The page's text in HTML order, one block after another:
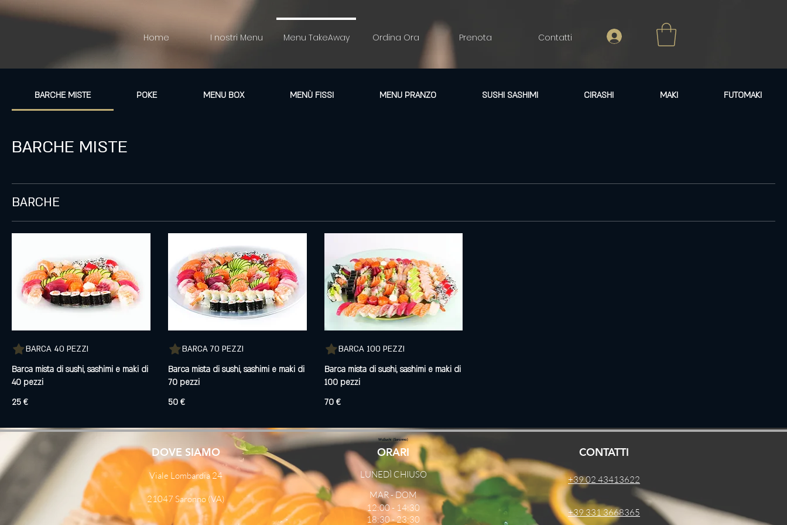
Home I nostri Menu Menu TakeAway Ordina Ora Prenota Contatti
BARCHE MISTE POKE MENU BOX MENÙ FISSI MENU PRANZO SUSHI SASHIMI CIRASHI MAKI FUTOMAKI
BARCHE MISTE
BARCHE
BARCA 40 PEZZI
Barca mista di sushi, sashimi e maki di
40 pezzi
25 €
BARCA 70 PEZZI
Barca mista di sushi, sashimi e maki di
70 pezzi
50 €
BARCA 100 PEZZI
Barca mista di sushi, sashimi e maki di
100 pezzi
70 €
WuSushi (Saronno)
DOVE SIAMO
Viale Lombardia 24
21047 Saronno (VA)
ORARI
LUNEDÌ CHIUSO
MAR - DOM
12:00 - 14:30
18:30 - 23:30
CONTATTI
+39 02 43413622
+39 331 3668365